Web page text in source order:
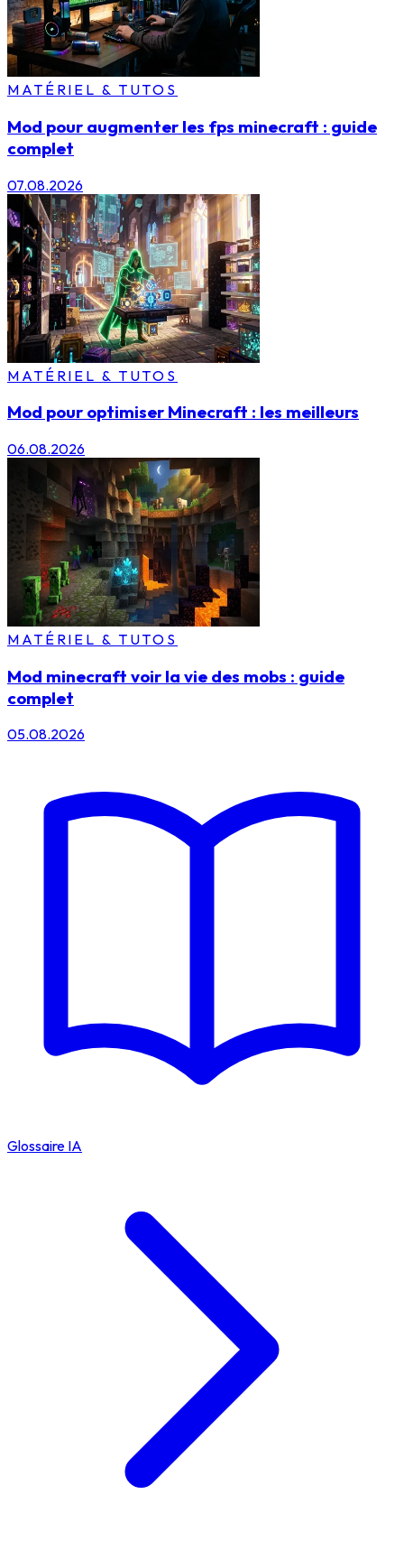
MATÉRIEL & TUTOS
Mod pour augmenter les fps minecraft : guide
complet
07.08.2026
MATÉRIEL & TUTOS
Mod pour optimiser Minecraft : les meilleurs
06.08.2026
MATÉRIEL & TUTOS
Mod minecraft voir la vie des mobs : guide
complet
05.08.2026
Glossaire IA